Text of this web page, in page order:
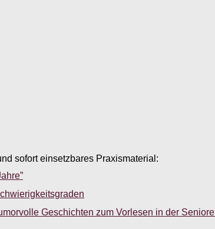
sofort einsetzbares Praxismaterial:
Geschichten zum Vorlesen in der